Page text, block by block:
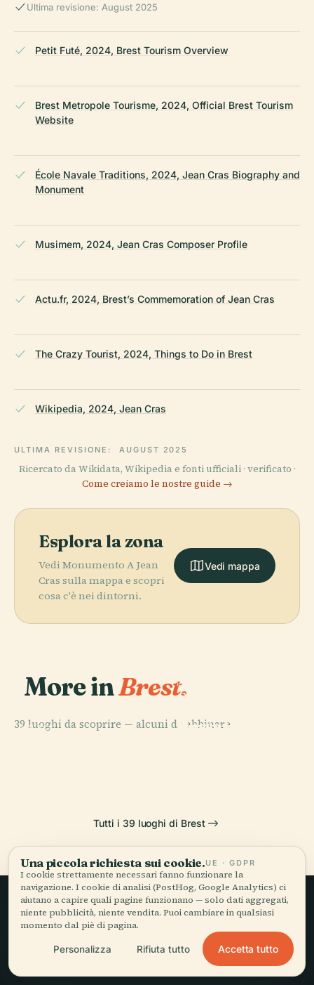
Ultima revisione: August 2025
Petit Futé, 2024, Brest Tourism Overview
Brest Metropole Tourisme, 2024, Official Brest Tourism
Website
École Navale Traditions, 2024, Jean Cras Biography and
Monument
Musimem, 2024, Jean Cras Composer Profile
Actu.fr, 2024, Brest’s Commemoration of Jean Cras
The Crazy Tourist, 2024, Things to Do in Brest
Wikipedia, 2024, Jean Cras
ULTIMA REVISIONE: AUGUST 2025
Ricercato da Wikidata, Wikipedia e fonti ufficiali · verificato ·
Come creiamo le nostre guide →
Esplora la zona
Vedi Monumento A Jean
Cras sulla mappa e scopri
cosa c'è nei dintorni.
Vedi mappa
More inBrest.
39 luoghi da scoprire — alcuni da abbinare.
PLACE
PLACE
Centro per la
Bretone e
PLACE
Musée Des
Tutti i 39 luoghi di Brest
Viaggio lento,
raccontato bene.
Una piccola richiesta sui cookie.UE · GDPR
I cookie strettamente necessari fanno funzionare la
navigazione. I cookie di analisi (PostHog, Google Analytics) ci
aiutano a capire quali pagine funzionano — solo dati aggregati,
niente pubblicità, niente vendita. Puoi cambiare in qualsiasi
momento dal piè di pagina.
Personalizza Rifiuta tutto Accetta tutto